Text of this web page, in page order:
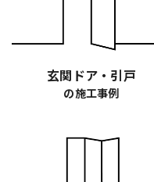
玄関ドア・引戸
の施工事例